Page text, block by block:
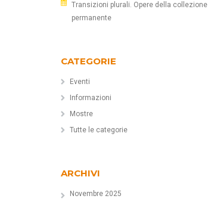
Transizioni plurali. Opere della collezione
permanente
CATEGORIE
Eventi
Informazioni
Mostre
Tutte le categorie
ARCHIVI
Novembre 2025